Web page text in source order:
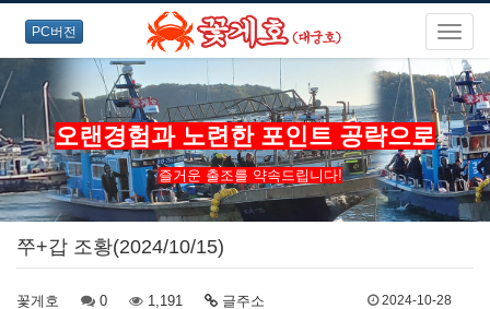
PC버전
오랜경험과 노련한 포인트 공략으로
즐거운 출조를 약속드립니다!
쭈+갑 조황(2024/10/15)
꽃게호 0 1,191 글주소 2024-10-28